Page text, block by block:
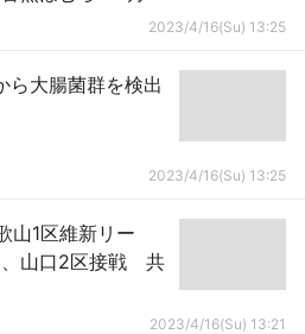
まるよ！(重要」→2023/4/16(Su) 13:25
ら大腸菌群を検出
2023/4/16(Su) 13:25
山1区維新リー
、山口2区接戦 共
2023/4/16(Su) 13:21